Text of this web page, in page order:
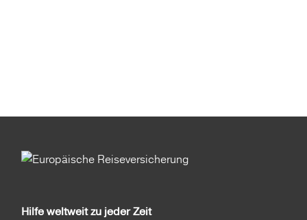
Hilfe weltweit zu jeder Zeit